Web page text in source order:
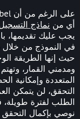
أي من نماذج
يجب عليك تقديمها،
في النموذج من خلال
حيث إنها الطريقة
ومدمني القمار،
المتعددة وإمكانية
التحقق، لن يتمكن
الطلب لفترة
نوصي بإكمال